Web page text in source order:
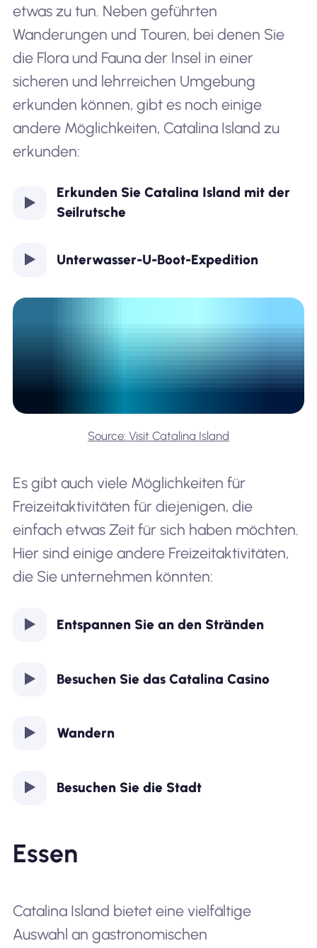
etwas zu tun. Neben geführten
Wanderungen und Touren, bei denen Sie
die Flora und Fauna der Insel in einer
sicheren und lehrreichen Umgebung
erkunden können, gibt es noch einige
andere Möglichkeiten, Catalina Island zu
erkunden:
Erkunden Sie Catalina Island mit der
Seilrutsche
Unterwasser-U-Boot-Expedition
Source: Visit Catalina Island
Es gibt auch viele Möglichkeiten für
Freizeitaktivitäten für diejenigen, die
einfach etwas Zeit für sich haben möchten.
Hier sind einige andere Freizeitaktivitäten,
die Sie unternehmen könnten:
Entspannen Sie an den Stränden
Besuchen Sie das Catalina Casino
Wandern
Besuchen Sie die Stadt
Essen
Catalina Island bietet eine vielfältige
Auswahl an gastronomischen